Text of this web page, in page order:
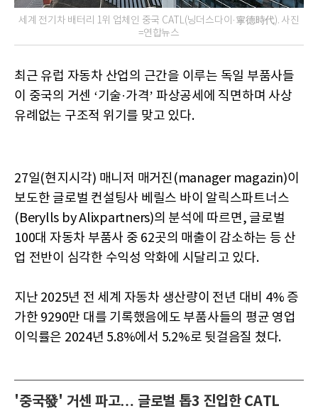
세계 전기차 배터리 1위 업체인 중국 CATL(닝더스다이·寧德時代). 사진
=연합뉴스
최근 유럽 자동차 산업의 근간을 이루는 독일 부품사들
이 중국의 거센 ‘기술·가격’ 파상공세에 직면하며 사상
유례없는 구조적 위기를 맞고 있다.
27일(현지시각) 매니저 매거진(manager magazin)이
보도한 글로벌 컨설팅사 베릴스 바이 알릭스파트너스
(Berylls by Alixpartners)의 분석에 따르면, 글로벌
100대 자동차 부품사 중 62곳의 매출이 감소하는 등 산
업 전반이 심각한 수익성 악화에 시달리고 있다.
지난 2025년 전 세계 자동차 생산량이 전년 대비 4% 증
가한 9290만 대를 기록했음에도 부품사들의 평균 영업
이익률은 2024년 5.8%에서 5.2%로 뒷걸음질 쳤다.
'중국發' 거센 파고… 글로벌 톱3 진입한 CATL